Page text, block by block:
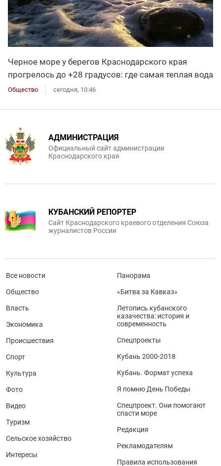
Черное море у берегов Краснодарского края
прогрелось до +28 градусов: где самая теплая вода
Общество сегодня, 10:46
АДМИНИСТРАЦИЯ
Официальный сайт администрации
Краснодарского края
КУБАНСКИЙ РЕПОРТЕР
Сайт Краснодарского краевого отделения Союза
журналистов России
Все новости
Общество
Власть
Экономика
Происшествия
Спорт
Культура
Фото
Видео
Туризм
Сельское хозяйство
Интересы
Панорама
«Битва за Кавказ»
Летопись кубанского
казачества: история и
современность
Спецпроекты
Кубань 2000-2018
Кубань. Формат успеха
Я помню День Победы
Спецпроект. Они помогают
спасти море
Редакция
Рекламодателям
Правила использования